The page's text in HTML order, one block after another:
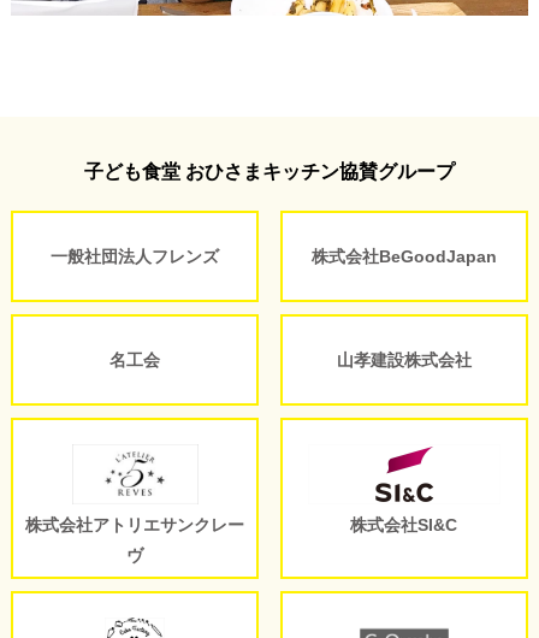
子ども食堂 おひさまキッチン協賛グループ
一般社団法人フレンズ 株式会社BeGoodJapan
名工会 山孝建設株式会社
株式会社アトリエサンクレー
ヴ
株式会社SI&C